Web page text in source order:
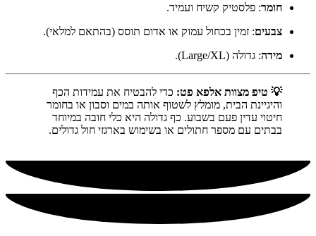
חומר: פלסטיק קשיח ועמיד.
צבעים: זמין בכחול עמוק או אדום תוסס (בהתאם למלאי).
מידה: גדולה (Large/XL).
💡 טיפ מצוות אלפא פט: כדי להבטיח את עמידות הכף
והיגיינת הבית, מומלץ לשטוף אותה במים וסבון או בחומר
חיטוי עדין פעם בשבוע. כף גדולה היא כלי חובה במיוחד
בבתים עם מספר חתולים או בשימוש בארגזי חול גדולים.